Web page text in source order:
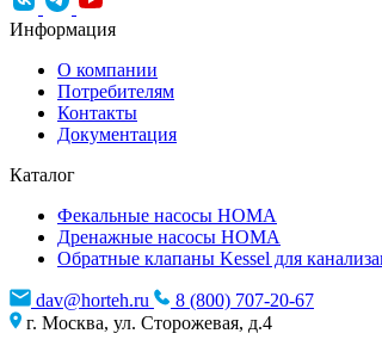
Информация
О компании
Потребителям
Контакты
Документация
Каталог
Фекальные насосы HOMA
Дренажные насосы HOMA
Обратные клапаны Kessel для
dav@horteh.ru
8 (800) 707-20-67
г. Москва, ул. Сторожевая, д.4